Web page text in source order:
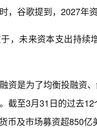
，谷歌提到，2027年
，未来资本支出持
资是为了均衡投融资
截至3月31日的过去
币及市场募资超850